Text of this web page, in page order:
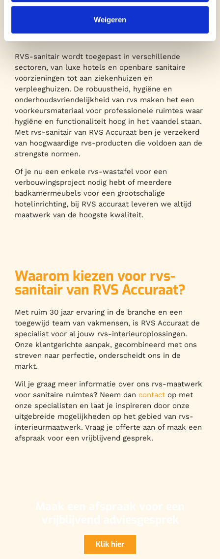
Weigeren
Toepassingen in
verschillende ruimtes
RVS-sanitair wordt toegepast in verschillende
sectoren, van luxe hotels en openbare sanitaire
voorzieningen tot aan ziekenhuizen en
verpleeghuizen. De robuustheid, hygiëne en
onderhoudsvriendelijkheid van rvs maken het een
voorkeursmateriaal voor professionele ruimtes waar
hygiëne en functionaliteit hoog in het vaandel staan.
Met rvs-sanitair van RVS Accuraat ben je verzekerd
van hoogwaardige rvs-producten die voldoen aan de
strengste normen.
Of je nu een enkele rvs-wastafel voor een
verbouwingsproject nodig hebt of meerdere
badkamermeubels voor een grootschalige
hotelinrichting, bij RVS accuraat leveren we altijd
maatwerk van de hoogste kwaliteit.
Waarom kiezen voor rvs-
sanitair van RVS Accuraat?
Met ruim 30 jaar ervaring in de branche en een
toegewijd team van vakmensen, is RVS Accuraat de
specialist voor al jouw rvs-interieuroplossingen.
Onze klantgerichte aanpak, gecombineerd met ons
streven naar perfectie, onderscheidt ons in de
markt.
Wil je graag meer informatie over ons rvs-maatwerk
voor sanitaire ruimtes? Neem dan contact op met
onze specialisten en laat je inspireren door onze
uitgebreide mogelijkheden op het gebied van rvs-
interieurmaatwerk. Vraag je offerte aan of maak een
afspraak voor een vrijblijvend gesprek.
Klik hier